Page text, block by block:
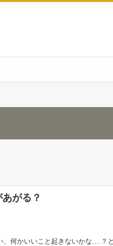
がる？
、何かいいこと起きないかな….？